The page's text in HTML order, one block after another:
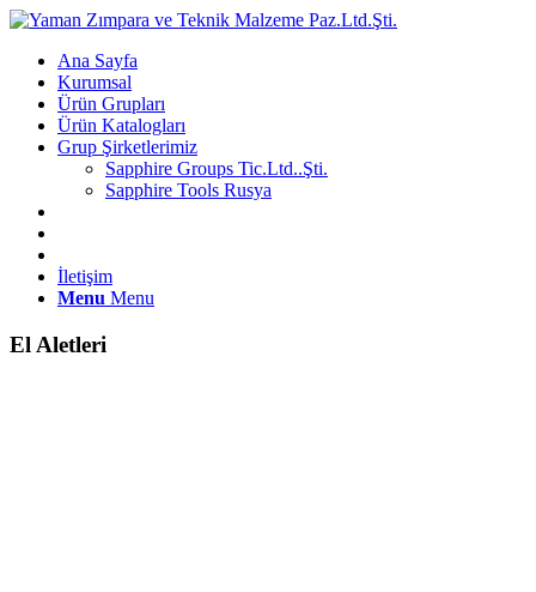
Ana Sayfa
Kurumsal
Ürün Grupları
Ürün Katalogları
Grup Şirketlerimiz
Sapphire Groups Tic.Ltd..Şti.
Sapphire Tools Rusya
İletişim
Menu Menu
El Aletleri